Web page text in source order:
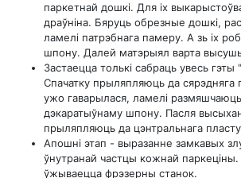
паркетнай дошкі. Для іх
драўніна. Бяруць обрезные дошкі,
ламелі патрэбнага памеру. А зь іх
шпону. Далей матэрыял варта
Застаецца толькі сабраць увесь гэты
Спачатку прыляпляюць да сярэдняга
ужо гаварылася, ламелі
дэкаратыўнаму шпону. Пасля
прыляпляюць да цэнтральнага
Апошні этап - выразанне замкавых
ўнутранай частцы кожнай паркеціны.
ўжываецца фрэзерны станок.